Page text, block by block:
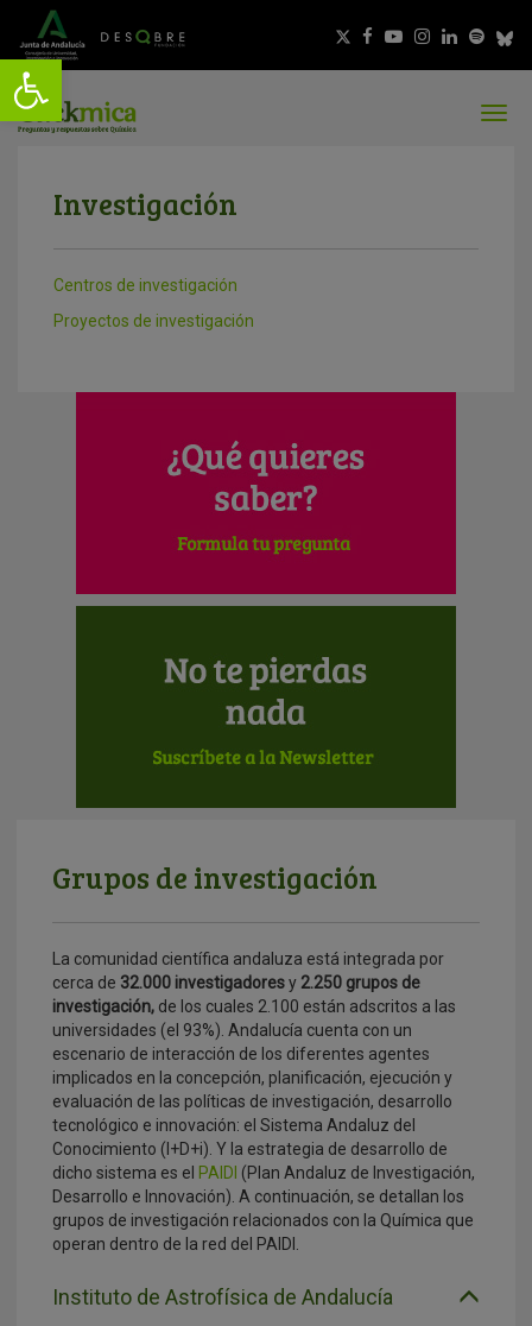
Investigación
Centros de investigación
Proyectos de investigación
Grupos de investigación
La comunidad científica andaluza está integrada por
cerca de 32.000 investigadoresy 2.250 grupos de
investigación, de los cuales 2.100 están adscritos a las
universidades (el 93%). Andalucía cuenta con un
escenario de interacción de los diferentes agentes
implicados en la concepción, planificación, ejecución y
evaluación de las políticas de investigación, desarrollo
tecnológico e innovación: el Sistema Andaluz del
Conocimiento (I+D+i). Y la estrategia de desarrollo de
dicho sistema es el PAIDI (Plan Andaluz de Investigación,
Desarrollo e Innovación). A continuación, se detallan los
grupos de investigación relacionados con la Química que
operan dentro de la red del PAIDI.
Instituto de Astrofísica de Andalucía